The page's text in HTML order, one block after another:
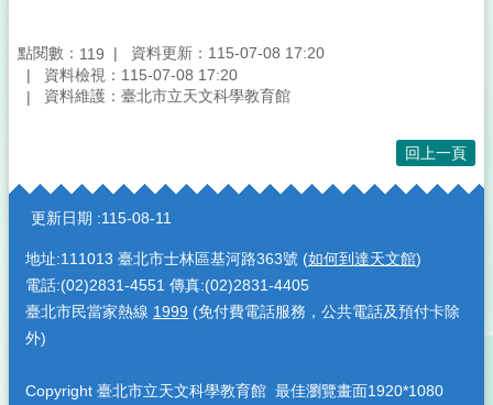
點閱數： 119
資料更新：115-07-08 17:20
資料檢視：115-07-08 17:20
資料維護：臺北市立天文科學教育館
回上一頁
:::
更新日期 115-08-11
地址:111013 臺北市士林區基河路363號 (如何到達天文館)
電話:(02)2831-4551 傳真:(02)2831-4405
臺北市民當家熱線 1999 (免付費電話服務，公共電話及預付卡除
外)
Copyright 臺北市立天文科學教育館 最佳瀏覽畫面1920*1080